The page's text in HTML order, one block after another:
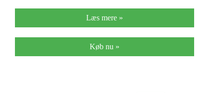
Læs mere »
Køb nu »